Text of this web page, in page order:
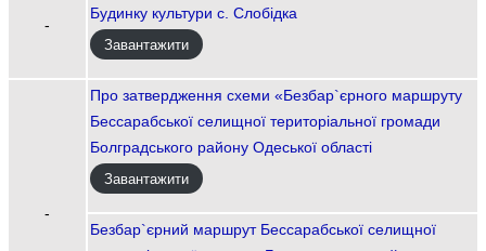
-
Будинку культури с. Слобідка
Завантажити
-
Про затвердження схеми «Безбар`єрного маршруту
Бессарабської селищної територіальної громади
Болградського району Одеської області
Завантажити
Безбар`єрний маршрут Бессарабської селищної